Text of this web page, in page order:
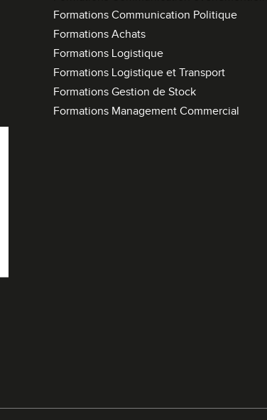
Formations Communication Politique
Formations Achats
Formations Logistique
Formations Logistique et Transport
Formations Gestion de Stock
Formations Management Commercial